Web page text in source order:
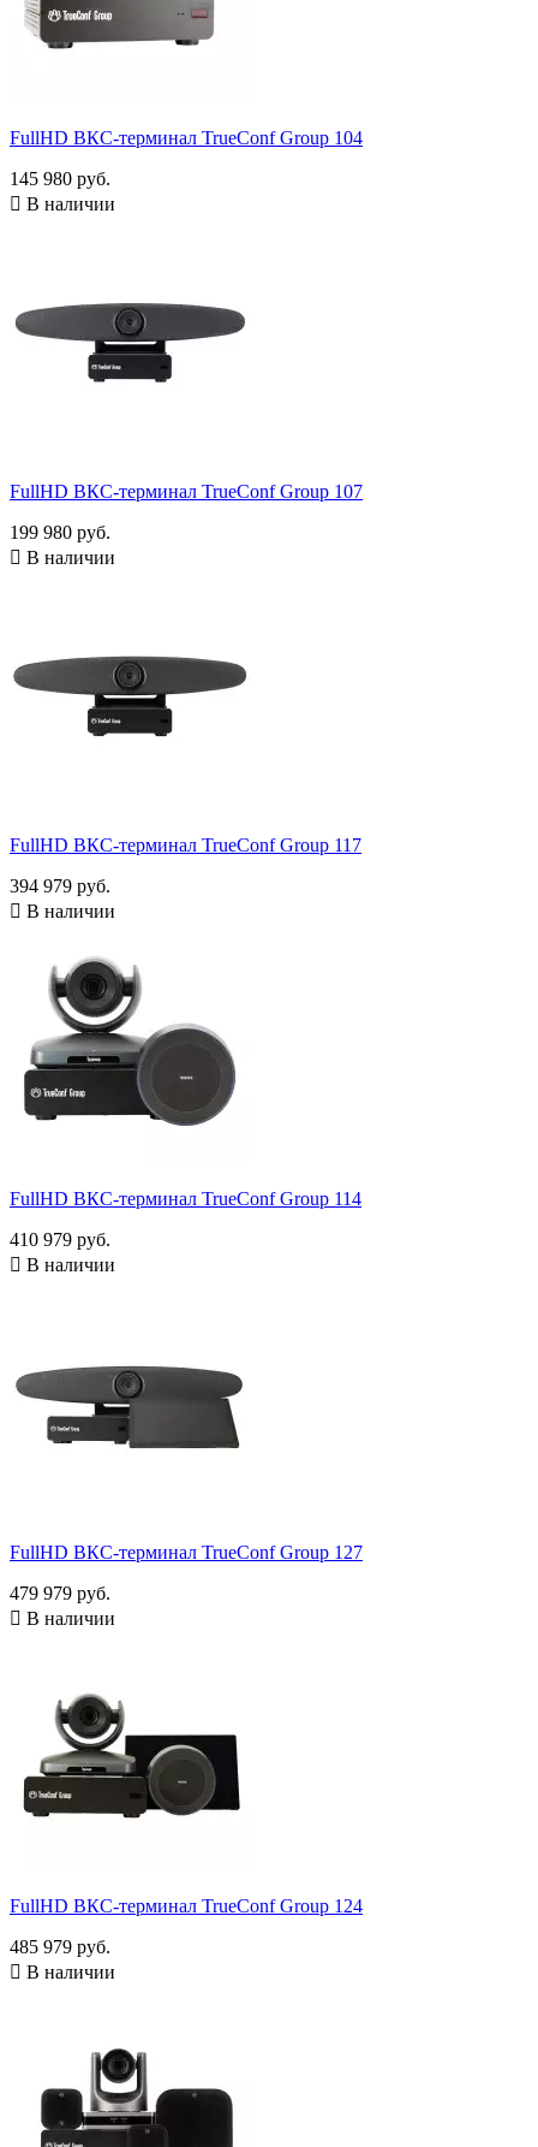
FullHD ВКС-терминал TrueConf Group 104
145 980 руб.
 В наличии
FullHD ВКС-терминал TrueConf Group 107
199 980 руб.
 В наличии
FullHD ВКС-терминал TrueConf Group 117
394 979 руб.
 В наличии
FullHD ВКС-терминал TrueConf Group 114
410 979 руб.
 В наличии
FullHD ВКС-терминал TrueConf Group 127
479 979 руб.
 В наличии
FullHD ВКС-терминал TrueConf Group 124
485 979 руб.
 В наличии